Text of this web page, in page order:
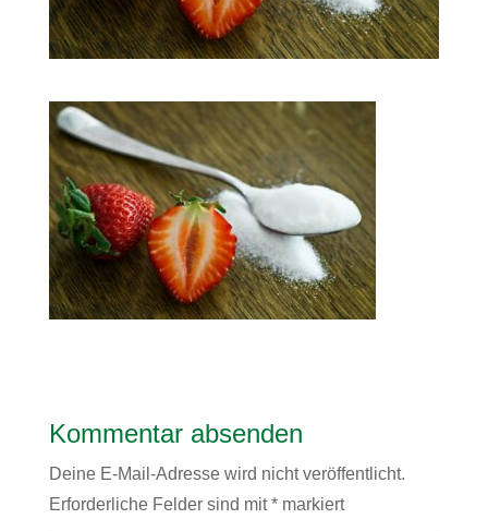
Kommentar absenden
Deine E-Mail-Adresse wird nicht veröffentlicht.
Erforderliche Felder sind mit*markiert